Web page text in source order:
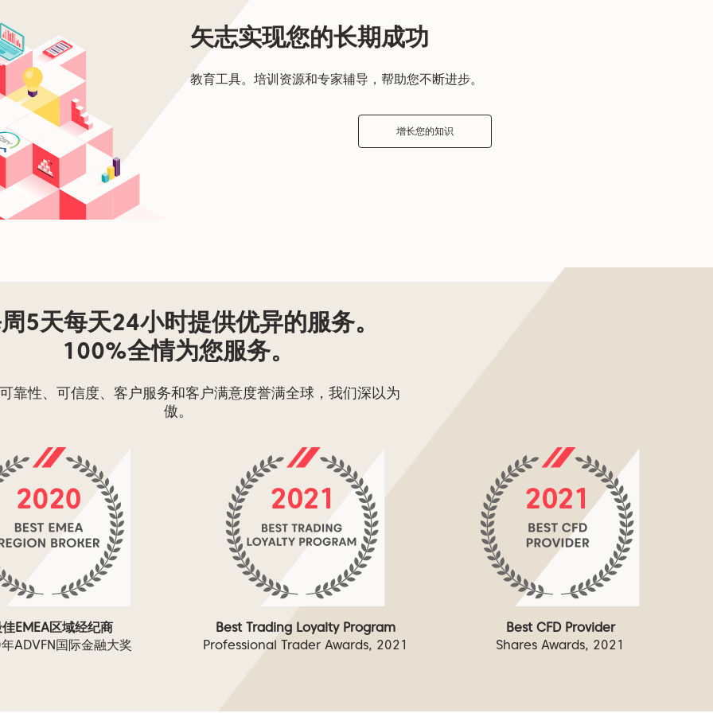
矢志实现您的长期成功
教育工具。培训资源和专家辅导，帮助您不断进步。
增长您的知识
5天每天24小时提供优异的服务。
100%全情为您服务。
靠性、可信度、客户服务和客户满意度誉满全球，我们深以为
傲。
EMEA区域经纪商
ADVFN国际金融大奖
Best Trading Loyalty Program
Professional Trader Awards, 2021
Best CFD Provider
Shares Awards, 2021